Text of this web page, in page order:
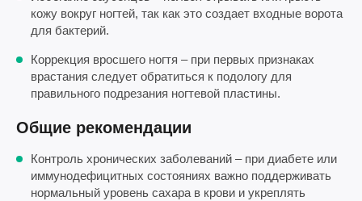
кожу вокруг ногтей, так как это создает входные ворота
для бактерий.
Коррекция вросшего ногтя – при первых признаках
врастания следует обратиться к подологу для
правильного подрезания ногтевой пластины.
Общие рекомендации
Контроль хронических заболеваний – при диабете или
иммунодефицитных состояниях важно поддерживать
нормальный уровень сахара в крови и укреплять